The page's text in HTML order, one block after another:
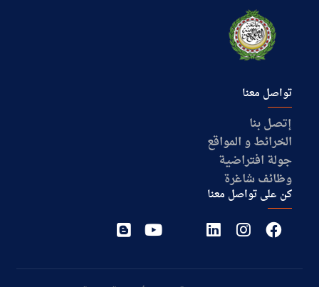
تواصل معنا
إتصل بنا
الخرائط و المواقع
جولة افتراضية
وظائف شاغرة
كن على تواصل معنا